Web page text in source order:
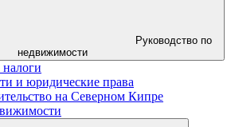
Руководство по
недвижимости
и юридические права
на Северном Кипре